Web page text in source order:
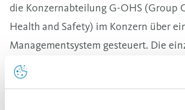
die Konzernabteilung G-OHS (Group
Health and Safety) im Konzern über
Managementsystem gesteuert. Die
Standorte werden dabei in der Form
Netzwerks funktionell geführt. Neben